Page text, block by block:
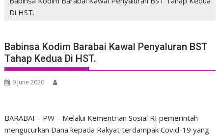
Di HST.
Babinsa Kodim Barabai Kawal Penyaluran BST
Tahap Kedua Di HST.
9 June 2020
BARABAI – PW – Melalui Kementrian Sosial RI pemerintah
mengucurkan Dana kepada Rakyat terdampak Covid-19 yang